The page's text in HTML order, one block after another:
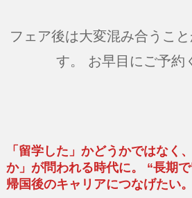
フェア後は大変混み合うこ
す。 お早目にご予約
「留学した」かどうかではなく
か」が問われる時代に。
“長期
帰国後のキャリアにつなげたい